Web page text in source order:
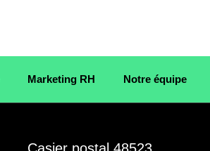
Marketing RH Notre équipe